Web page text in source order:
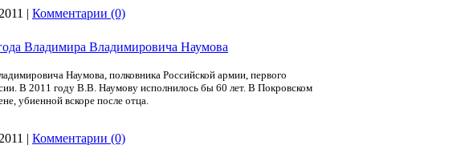
| Комментарии (0)
Владимира Владимировича Наумова
Наумова, полковника Российской армии, первого
В 2011 году В.В. Наумову исполнилось бы 60 лет. В Покровском
убиенной вскоре после отца.
| Комментарии (0)